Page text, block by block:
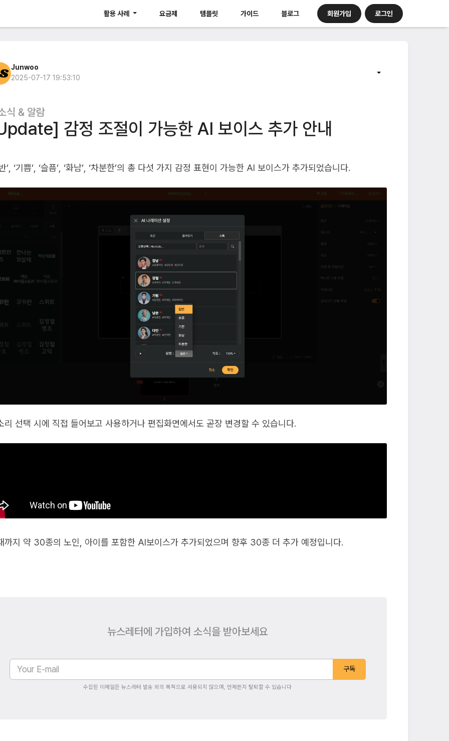
활용 사례 요금제 템플릿 가이드 블로그 회원가입 로그인
Junwoo
2025-07-17 19:53:10
식 & 알람
감정 조절이 가능한 AI 보이스 추가 안내
’, ‘기쁨’, ‘슬픔’, ‘화남’, ‘차분한’의 총 다섯 가지 감정 표현이 가능한 AI 보이스가 추가되었습니다.
리 선택 시에 직접 들어보고 사용하거나 편집화면에서도 곧장 변경할 수 있습니다.
까지 약 30종의 노인, 아이를 포함한 AI보이스가 추가되었으며 향후 30종 더 추가 예정입니다.
뉴스레터에 가입하여 소식을 받아보세요
구독
수집된 이메일은 뉴스레터 발송 외의 목적으로 사용되지 않으며, 언제든지 탈퇴할 수 있습니다